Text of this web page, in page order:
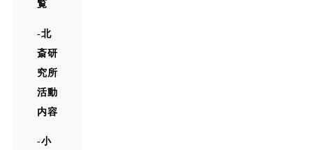
覧
北
斎研
究所
活動
内容
小